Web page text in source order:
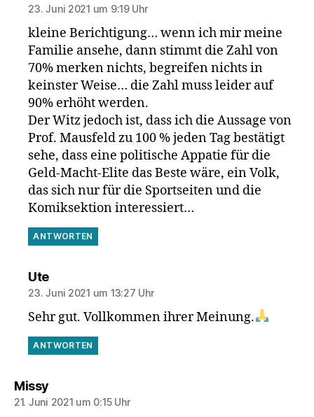
23. Juni 2021 um 9:19 Uhr
kleine Berichtigung… wenn ich mir meine
Familie ansehe, dann stimmt die Zahl von
70% merken nichts, begreifen nichts in
keinster Weise… die Zahl muss leider auf
90% erhöht werden.
Der Witz jedoch ist, dass ich die Aussage von
Prof. Mausfeld zu 100 % jeden Tag bestätigt
sehe, dass eine politische Appatie für die
Geld-Macht-Elite das Beste wäre, ein Volk,
das sich nur für die Sportseiten und die
Komiksektion interessiert…
ANTWORTEN
Utesagt:
23. Juni 2021 um 13:27 Uhr
Sehr gut. Vollkommen ihrer Meinung.
ANTWORTEN
Missysagt:
21. Juni 2021 um 0:15 Uhr